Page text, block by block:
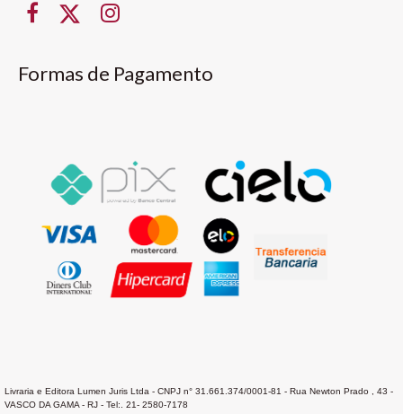
Formas de Pagamento
Livraria e Editora Lumen Juris Ltda - CNPJ n° 31.661.374/0001-81 - Rua Newton Prado , 43 -
VASCO DA GAMA - RJ - Tel:. 21- 2580-7178